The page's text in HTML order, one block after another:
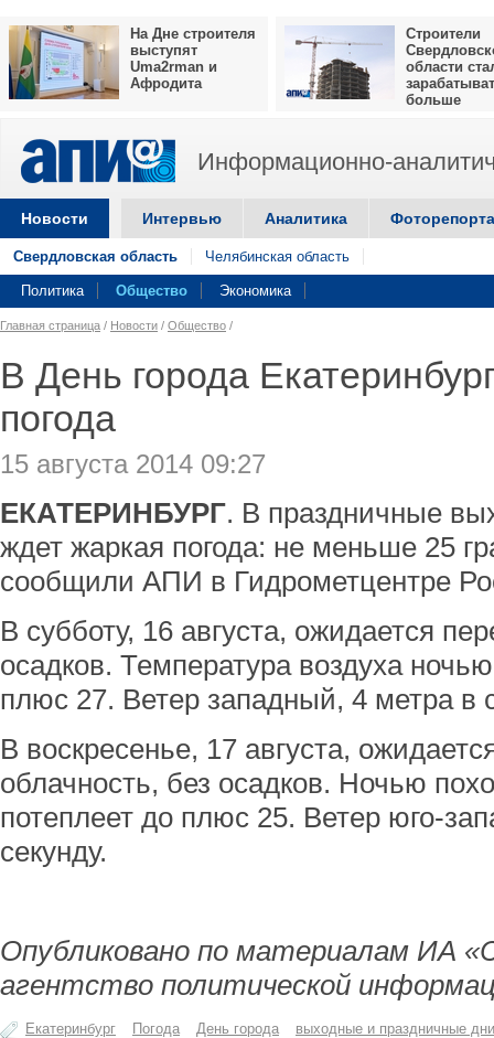
На Дне строителя
выступят
Uma2rman и
Афродита
Строители
области
больше
Информационно-
Новости Интервью Аналитика
Свердловская область Челябинская область
Политика Общество Экономика
Главная страница / Новости / Общество /
В День города
погода
15 августа 2014 09:27
ЕКАТЕРИНБУРГ. В праздничные
ждет жаркая погода: не меньше 25
сообщили АПИ в Гидрометцентре
В субботу, 16 августа, ожидается
осадков. Температура воздуха
плюс 27. Ветер западный, 4 метра в
В воскресенье, 17 августа,
облачность, без осадков. Ночью
потеплеет до плюс 25. Ветер юго-
секунду.
Опубликовано по материалам ИА
агентство политической
Екатеринбург Погода День города
выходные и праздничные дни